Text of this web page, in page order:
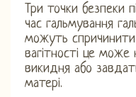
Три точки безпеки
час гальмування
можуть спричинити
вагітності це може
викидня або
матері.